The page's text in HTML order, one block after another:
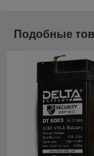
Подобные